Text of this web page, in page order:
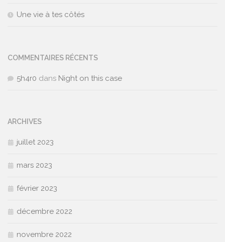
Une vie à tes côtés
COMMENTAIRES RÉCENTS
5h4r0 dans Night on this case
ARCHIVES
juillet 2023
mars 2023
février 2023
décembre 2022
novembre 2022